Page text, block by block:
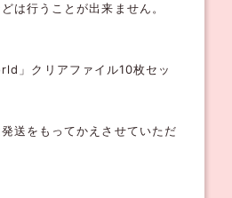
は行うことが出来ません。
」クリアファイル10枚セッ
送をもってかえさせていただ